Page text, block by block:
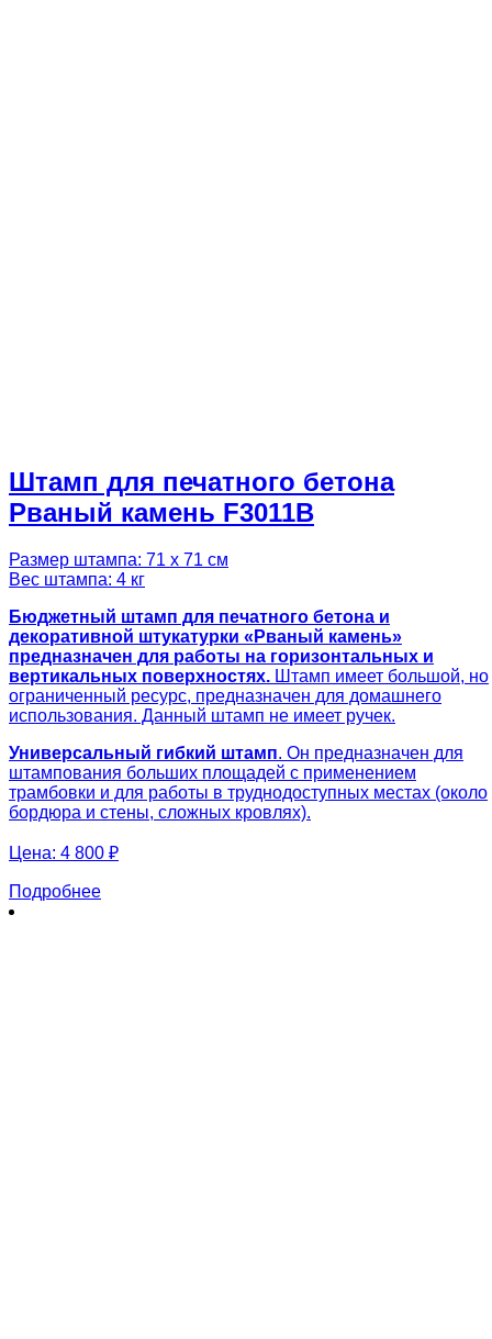
Штамп для печатного бетона
Рваный камень F3011B
Размер штампа: 71 х 71 см
Вес штампа: 4 кг
Бюджетный штамп для печатного бетона и
декоративной штукатурки «Рваный камень»
предназначен для работы на горизонтальных и
вертикальных поверхностях. Штамп имеет большой, но
ограниченный ресурс, предназначен для домашнего
использования. Данный штамп не имеет ручек.
Универсальный гибкий штамп. Он предназначен для
штампования больших площадей с применением
трамбовки и для работы в труднодоступных местах (около
бордюра и стены, сложных кровлях).
Цена: 4 800 ₽
Подробнее